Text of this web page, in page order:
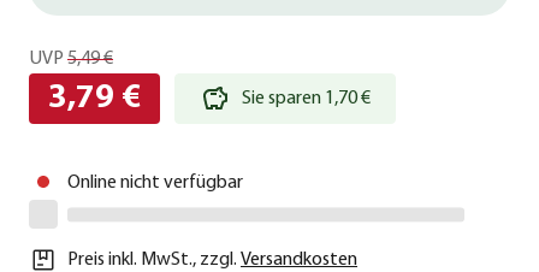
UVP 5,49 €
3,79 € Sie sparen 1,70 €
Online nicht verfügbar
Preis inkl. MwSt., zzgl. Versandkosten